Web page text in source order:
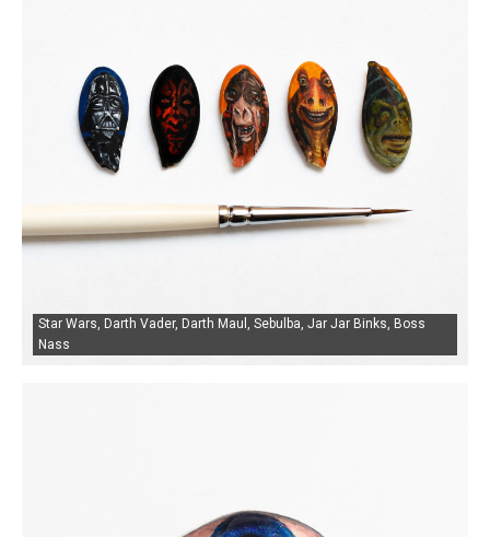
Star Wars, Darth Vader, Darth Maul, Sebulba, Jar Jar Binks, Boss
Nass